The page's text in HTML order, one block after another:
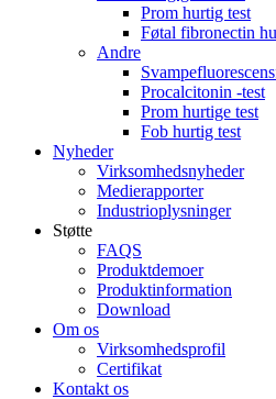
Prom hurtig test
Føtal fibronectin
Andre
Procalcitonin -test
Prom hurtige test
Fob hurtig test
Nyheder
Virksomhedsnyheder
Medierapporter
Industrioplysninger
Støtte
FAQS
Produktdemoer
Produktinformation
Download
Om os
Virksomhedsprofil
Certifikat
Kontakt os